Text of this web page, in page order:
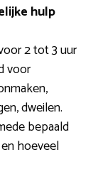
hulp
2 tot 3 uur
voor
dweilen.
bepaald
hoeveel